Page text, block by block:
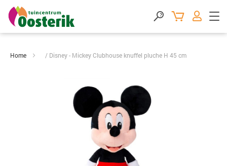
Home Disney - Mickey Clubhouse knuffel pluche H 45 cm